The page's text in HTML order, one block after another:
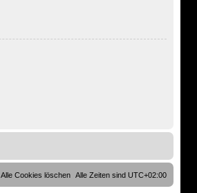
Alle Zeiten sindUTC+02:00
Alle Cookies löschen